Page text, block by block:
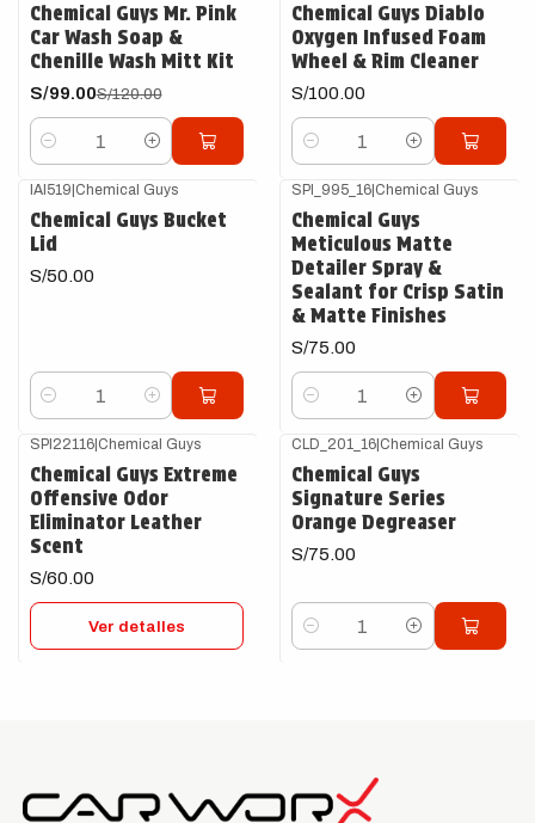
Chemical Guys Mr. Pink
Car Wash Soap &
Chenille Wash Mitt Kit
S/99.00S/120.00
Cantidad
Chemical Guys Diablo
Oxygen Infused Foam
Wheel & Rim Cleaner
S/100.00
Cantidad
IAI519|Chemical Guys
Chemical Guys Bucket
Lid
S/50.00
Cantidad
SPI_995_16|Chemical Guys
Chemical Guys
Meticulous Matte
Detailer Spray &
Sealant for Crisp Satin
& Matte Finishes
S/75.00
Cantidad
SPI22116|Chemical Guys
Chemical Guys Extreme
Offensive Odor
Eliminator Leather
Scent
S/60.00
Ver detalles
CLD_201_16|Chemical Guys
Chemical Guys
Signature Series
Orange Degreaser
S/75.00
Cantidad